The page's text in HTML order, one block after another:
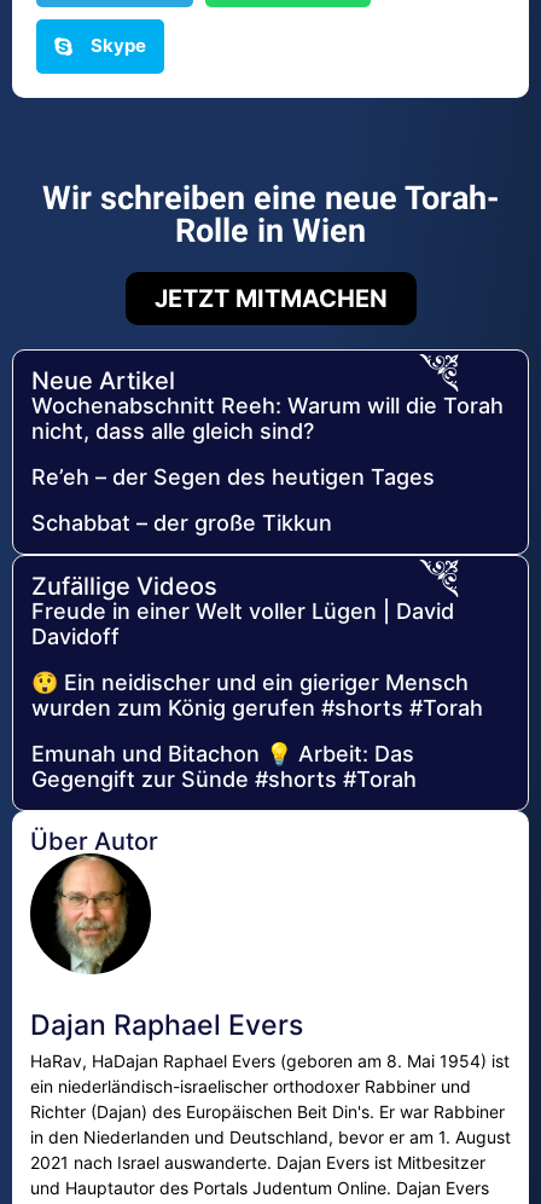
Skype
Wir schreiben eine neue Torah-
Rolle in Wien
JETZT MITMACHEN
Neue Artikel
Wochenabschnitt Reeh: Warum will die Torah
nicht, dass alle gleich sind?
Re’eh – der Segen des heutigen Tages
Schabbat – der große Tikkun
Zufällige Videos
Freude in einer Welt voller Lügen | David
Davidoff
😲 Ein neidischer und ein gieriger Mensch
wurden zum König gerufen #shorts #Torah
Emunah und Bitachon 💡 Arbeit: Das
Gegengift zur Sünde #shorts #Torah
Über Autor
Dajan Raphael Evers
HaRav, HaDajan Raphael Evers (geboren am 8. Mai 1954) ist
ein niederländisch-israelischer orthodoxer Rabbiner und
Richter (Dajan) des Europäischen Beit Din's. Er war Rabbiner
in den Niederlanden und Deutschland, bevor er am 1. August
2021 nach Israel auswanderte. Dajan Evers ist Mitbesitzer
und Hauptautor des Portals Judentum Online. Dajan Evers